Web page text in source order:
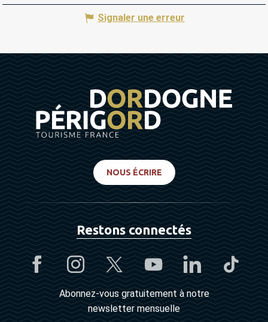
Signaler une erreur
NOUS ÉCRIRE
Restons connectés
Abonnez-vous gratuitement à notre
newsletter mensuelle